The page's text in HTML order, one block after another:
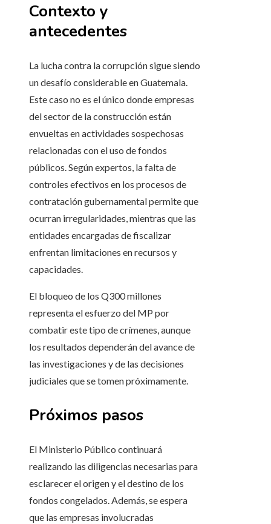
Contexto y
antecedentes
La lucha contra la corrupción sigue siendo
un desafío considerable en Guatemala.
Este caso no es el único donde empresas
del sector de la construcción están
envueltas en actividades sospechosas
relacionadas con el uso de fondos
públicos. Según expertos, la falta de
controles efectivos en los procesos de
contratación gubernamental permite que
ocurran irregularidades, mientras que las
entidades encargadas de fiscalizar
enfrentan limitaciones en recursos y
capacidades.
El bloqueo de los Q300 millones
representa el esfuerzo del MP por
combatir este tipo de crímenes, aunque
los resultados dependerán del avance de
las investigaciones y de las decisiones
judiciales que se tomen próximamente.
Próximos pasos
El Ministerio Público continuará
realizando las diligencias necesarias para
esclarecer el origen y el destino de los
fondos congelados. Además, se espera
que las empresas involucradas